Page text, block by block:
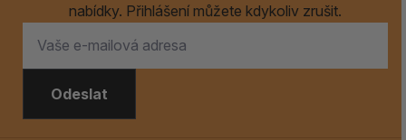
nabídky. Přihlášení můžete kdykoliv zrušit.
Odeslat